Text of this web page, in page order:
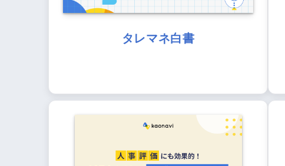
タレマネ白書